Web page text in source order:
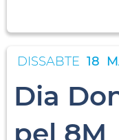
DISSABTE 18
Dia
pel 8M